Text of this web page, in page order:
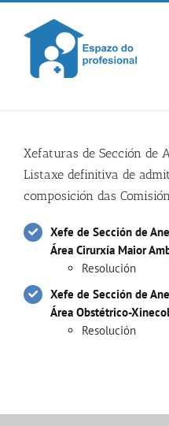
Skip
content
Xefaturas de Sección de
Listaxe definitiva de
composición das
Xefe de Sección de
Área Cirurxía Maior
Resolución
Xefe de Sección de
Área Obstétrico-
Resolución